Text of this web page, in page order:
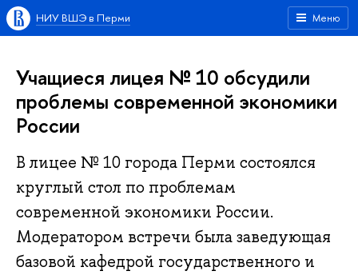
Меню
НИУ ВШЭ в Перми
Учащиеся лицея № 10 обсудили
проблемы современной экономики
России
В лицее № 10 города Перми состоялся
круглый стол по проблемам
современной экономики России.
Модератором встречи была заведующая
базовой кафедрой государственного и